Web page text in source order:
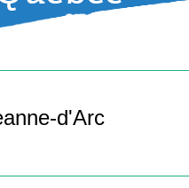
d'Arc